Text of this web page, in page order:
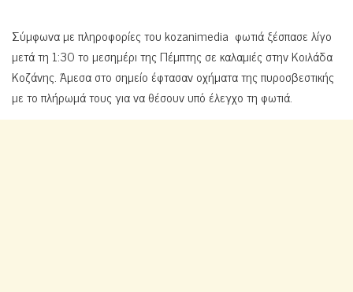
Σύμφωνα με πληροφορίες του kozanimedia φωτιά ξέσπασε λίγο
μετά τη 1:30 το μεσημέρι της Πέμπτης σε καλαμιές στην Κοιλάδα
Κοζάνης. Άμεσα στο σημείο έφτασαν οχήματα της πυροσβεστικής
με το πλήρωμά τους για να θέσουν υπό έλεγχο τη φωτιά.